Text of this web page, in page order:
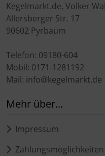
Kegelmarkt.de, Volker
Allersberger Str. 17
90602 Pyrbaum
Telefon: 09180-604
Mobil: 0171-1281192
Mail: info@kegelmarkt.de
Mehr über...
Impressum
Zahlungsmöglichkeiten